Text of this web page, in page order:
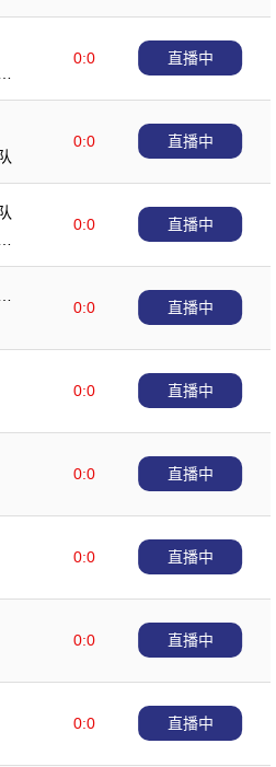
0:0
直播中
0:0
直播中
0:0
直播中
0:0
直播中
0:0
直播中
0:0
直播中
0:0
直播中
0:0
直播中
0:0
直播中